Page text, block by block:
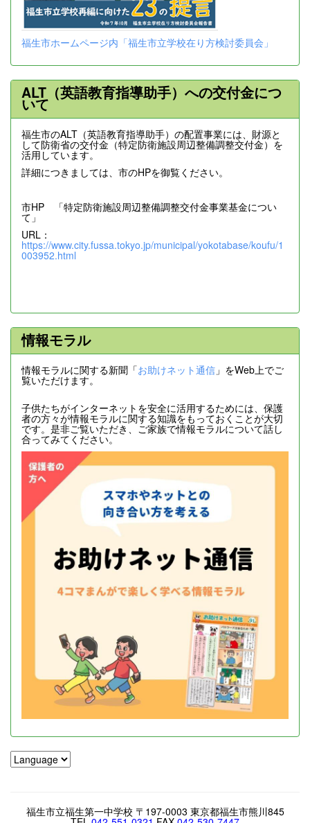
福生市ホームページ内「福生市立学校在り方検討委員会」
ALT（英語教育指導助手）への交付金につ
いて
福生市のALT（英語教育指導助手）の配置事業には、財源と
して防衛省の交付金（特定防衛施設周辺整備調整交付金）を
活用しています。
詳細につきましては、市のHPを御覧ください。
市HP 「特定防衛施設周辺整備調整交付金事業基金につい
て」
URL：
https://www.city.fussa.tokyo.jp/municipal/yokotabase/koufu/1
003952.html
情報モラル
情報モラルに関する新聞「お助けネット通信 」をWeb上でご
覧いただけます。
子供たちがインターネットを安全に活用するためには、保護
者の方々が情報モラルに関する知識をもっておくことが大切
です。是非ご覧いただき、ご家族で情報モラルについて話し
合ってみてください。
福生市立福生第一中学校 〒197-0003 東京都福生市熊川845